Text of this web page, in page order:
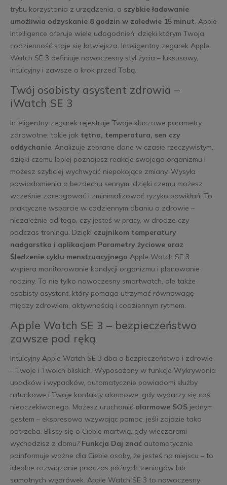
trybu korzystania z urządzenia, a szybkie ładowanie
umożliwia odzyskanie 8 godzin w zaledwie 15 minut. Apple
Intelligence oferuje wiele udogodnień, dzięki którym Twoja
codzienność staje się łatwiejsza. Inteligentny zegarek Apple
Watch SE 3 definiuje nowoczesny styl życia – luksusowy,
intuicyjny i zawsze o krok przed Tobą.
Twój osobisty asystent zdrowia –
iWatch SE 3
Inteligentny zegarek rejestruje Twoje kluczowe parametry
zdrowotne, takie jak tętno, temperatura, sen czy
oddychanie. Analizuje zebrane dane w czasie rzeczywistym,
dzięki czemu lepiej poznajesz reakcje swojego organizmu i
możesz szybciej wychwycić niepokojące zmiany. Wysyła
powiadomienia o bezdechu sennym, dzięki czemu możesz
wcześnie zareagować i zminimalizować ryzyko powikłań. To
praktyczne wsparcie w codziennym dbaniu o zdrowie –
niezależnie od tego, czy jesteś w pracy, w drodze czy
podczas treningu. Dzięki czujnikom temperatury
nadgarstka i aplikacjom Parametry życiowe oraz
Śledzenie cyklu menstruacyjnego Apple Watch SE 3
wspiera monitorowanie kondycji organizmu i planowanie
rodziny. To nie tylko nowoczesny smartwatch, ale także
osobisty asystent, który pomaga utrzymać równowagę
między zdrowiem, aktywnością i codziennym rytmem.
Apple Watch SE 3 – bezpieczeństwo
zawsze pod ręką
Intuicyjny Apple Watch SE 3 dba o bezpieczeństwo i zdrowie
– Twoje i Twoich bliskich. Wyposażony w funkcje Wykrywania
upadków i wypadków, automatycznie powiadomi służby
ratunkowe i Twoje kontakty alarmowe, gdy wydarzy się coś
nieoczekiwanego. Możesz uruchomić alarmowe SOSjednym
gestem – ekspresowo wzywając pomoc, jeśli zajdzie taka
potrzeba. Bliscy się o Ciebie martwią, gdy wieczorami
wychodzisz z domu? Funkcja Daj znać automatycznie
poinformuje ważne dla Ciebie osoby, że jesteś na miejscu – to
idealne rozwiązanie podczas późnych treningów lub
samotnych wędrówek. Apple Watch SE 3 to nowoczesny